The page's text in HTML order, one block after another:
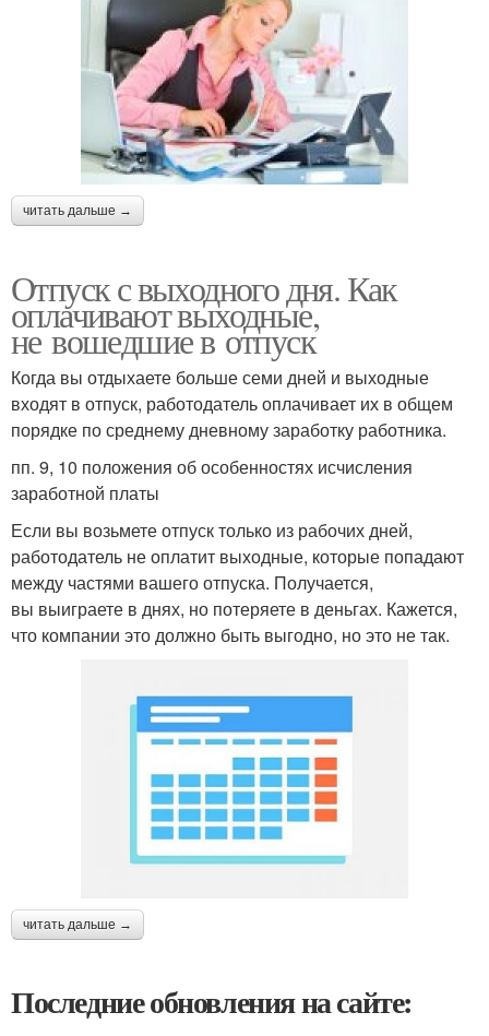
читать дальше →
Отпуск с выходного дня. Как
оплачивают выходные,
не вошедшие в отпуск
Когда вы отдыхаете больше семи дней и выходные
входят в отпуск, работодатель оплачивает их в общем
порядке по среднему дневному заработку работника.
пп. 9, 10 положения об особенностях исчисления
заработной платы
Если вы возьмете отпуск только из рабочих дней,
работодатель не оплатит выходные, которые попадают
между частями вашего отпуска. Получается,
вы выиграете в днях, но потеряете в деньгах. Кажется,
что компании это должно быть выгодно, но это не так.
читать дальше →
Последние обновления на сайте: